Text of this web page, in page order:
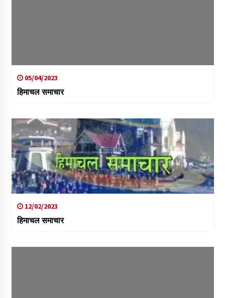
05/04/2023
हिमाचल समाचार
12/02/2023
हिमाचल समाचार